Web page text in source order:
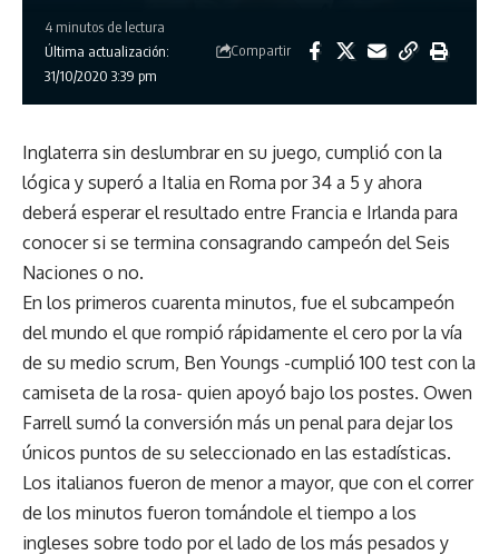
Última actualización:
31/10/2020 3:39 pm
4 minutos de lectura
Compartir
Inglaterra sin deslumbrar en su juego, cumplió con la
lógica y superó a Italia en Roma por 34 a 5 y ahora
deberá esperar el resultado entre Francia e Irlanda para
conocer si se termina consagrando campeón del Seis
Naciones o no.
En los primeros cuarenta minutos, fue el subcampeón
del mundo el que rompió rápidamente el cero por la vía
de su medio scrum, Ben Youngs -cumplió 100 test con la
camiseta de la rosa- quien apoyó bajo los postes. Owen
Farrell sumó la conversión más un penal para dejar los
únicos puntos de su seleccionado en las estadísticas.
Los italianos fueron de menor a mayor, que con el correr
de los minutos fueron tomándole el tiempo a los
ingleses sobre todo por el lado de los más pesados y